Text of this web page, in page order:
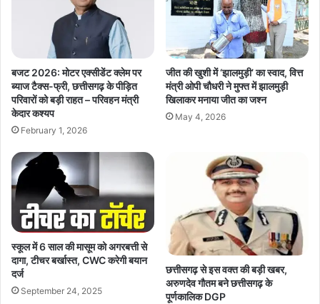
BJP CGPolitics ChhattisgarhNews
KiranDev Manendragarh PMModi
RamvicharNetam ViralVideo
बजट 2026: मोटर एक्सीडेंट क्लेम पर
ब्याज टैक्स-फ्री, छत्तीसगढ़ के पीड़ित
परिवारों को बड़ी राहत – परिवहन मंत्री
केदार कश्यप
February 1, 2026
जीत की खुशी में ‘झालमुड़ी’ का स्वाद, वित्त
मंत्री ओपी चौधरी ने मुफ्त में झालमुड़ी
खिलाकर मनाया जीत का जश्न
May 4, 2026
स्कूल में 6 साल की मासूम को अगरबत्ती से
दागा, टीचर बर्खास्त, CWC करेगी बयान
दर्ज
September 24, 2025
छत्तीसगढ़ से इस वक्त की बड़ी खबर,
अरुणदेव गौतम बने छत्तीसगढ़ के
पूर्णकालिक DGP